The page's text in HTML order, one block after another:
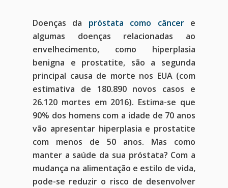
Doenças da próstata como câncere
algumas doenças relacionadas ao
envelhecimento, como hiperplasia
benigna e prostatite, são a segunda
principal causa de morte nos EUA (com
estimativa de 180.890 novos casos e
26.120 mortes em 2016). Estima-se que
90% dos homens com a idade de 70 anos
vão apresentar hiperplasia e prostatite
com menos de 50 anos. Mas como
manter a saúde da sua próstata? Com a
mudança na alimentação e estilo de vida,
pode-se reduzir o risco de desenvolver